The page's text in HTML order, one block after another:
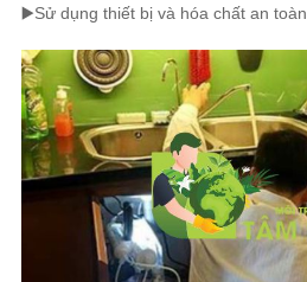
▶️Sử dụng thiết bị và hóa chất an toàn